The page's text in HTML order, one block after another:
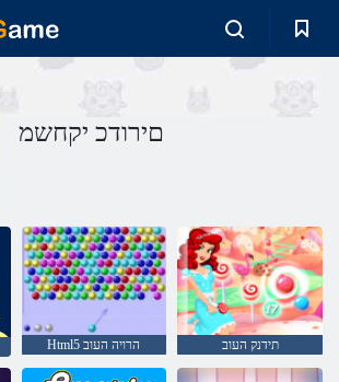
םירודכ יקחשמ
Html5 הרויה העוב תידנק העוב